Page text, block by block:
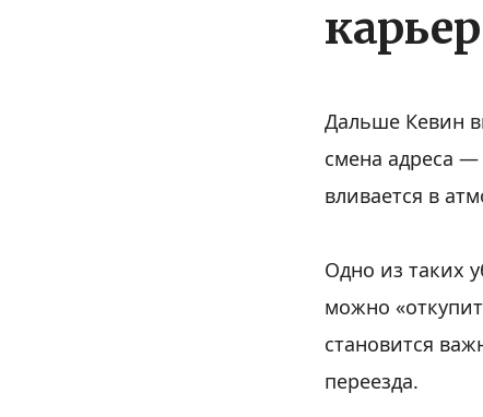
Дальше Кевин
смена адреса
вливается в
Одно из таких
можно
становится
переезда.